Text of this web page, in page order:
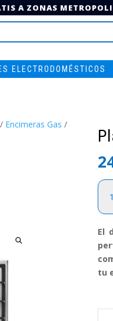
A ZONAS
ELECTRODOMÉSTICOS
/ Encimeras Gas /
Placa
El
tu